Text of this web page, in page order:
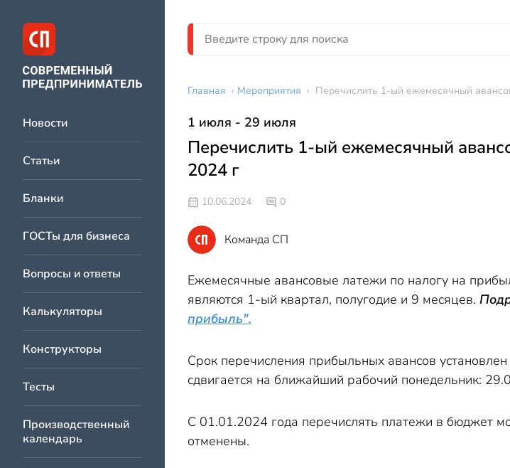
Новости
Статьи
Бланки
ГОСТы для бизнеса
Вопросы и ответы
Калькуляторы
Конструкторы
Тесты
Производственный
календарь
Главная › Мероприятия › Перечислить 1-ый ежемесячный
1 июля - 29 июля
Перечислить 1-ый ежемесячный
2024 г
10.06.2024 0
Команда СП
Ежемесячные авансовые латежи по налогу на
являются 1-ый квартал, полугодие и 9 месяцев.
прибыль".
Срок перечисления прибыльных авансов
сдвигается на ближайший рабочий понедельник:
C 01.01.2024 года перечислять платежи в бюджет
отменены.